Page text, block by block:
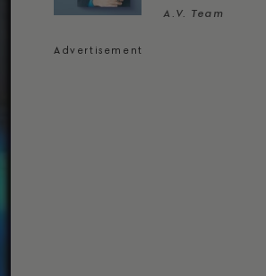
A.V. Team